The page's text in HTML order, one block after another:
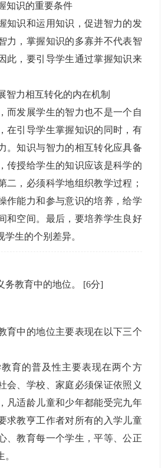
知识的重要条件
知识和运用知识，促进智力的发
力，掌握知识的多寡并不代表智
此，要引导学生通过掌握知识来
智力相互转化的内在机制
而发展学生的智力也不是一个自
在引导学生掌握知识的同时，有
。知识与智力的相互转化应具备
传授给学生的知识应该是科学的
二，必须科学地组织教学过程；
作能力和参与意识的培养，给学
和空间。最后，要培养学生良好
生的个别差异。
务教育中的地位。 [6分]
育中的地位主要表现在以下三个
育的普及性主要表现在两个方
会、学校、家庭必须保证依照义
凡适龄儿童和少年都能受完九年
求教亨工作者对所有的入学儿童
、教育每一个学生，平等、公正